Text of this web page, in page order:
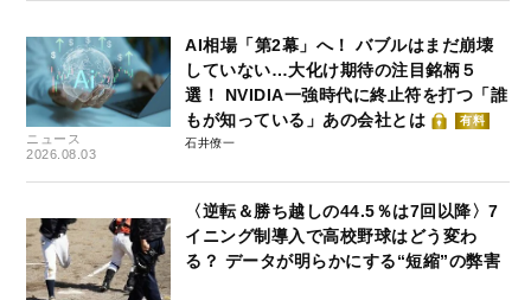
ニュース
2026.08.03
AI相場「第2幕」へ！ バブルはまだ崩壊
していない…大化け期待の注目銘柄５
選！ NVIDIA一強時代に終止符を打つ「誰
もが知っている」あの会社とは
有料
石井僚一
〈逆転＆勝ち越しの44.5％は7回以降〉7
イニング制導入で高校野球はどう変わ
る？ データが明らかにする“短縮”の弊害